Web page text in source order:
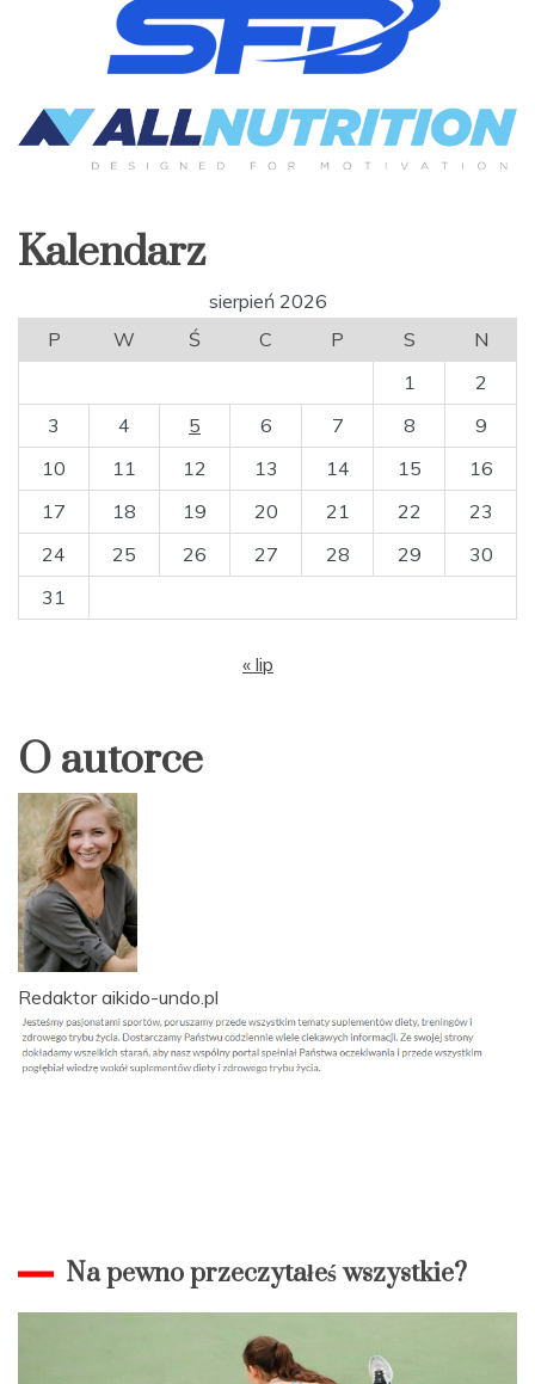
Kalendarz
sierpień 2026
P
W Ś C P S
N
1
2
3
4 5 6 7 8
9
10
11 12 13 14 15
16
17
18 19 20 21 22
23
24
25 26 27 28 29
30
31
« lip
O autorce
Redaktor aikido-undo.pl
Na pewno przeczytałeś wszystkie?